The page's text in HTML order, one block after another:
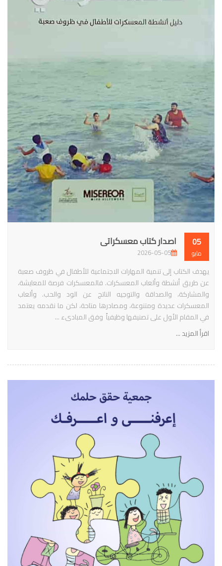
05
مايو
اصدار كتاب معسكراتى
2026-05-05
يهدف الكتاب إلى تنمية المهارات الاجتماعية للأطفال في ظروف صعبة
عن طريق أنشطة وألعاب المعسكرات. فالمعسكرات فرصة للمعايشة،
والمشاركة، والصداقة والتوجيه الناتج عن الود والحب. وألعاب
المعسكرات عديدة ومتنوعة، ومصادرها متاحة، لكن ما نقدمه يعتمد
في المقام الأول على تصنيفها وظيفياً وفق المبادىء ...
اقرأ المزيد ...